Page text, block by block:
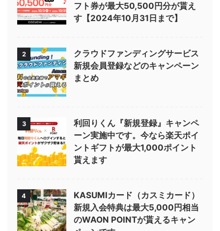
フト券が最大50,500円分が貰え
す【2024年10月31日まで】
2
クラウドファンディングサービス
新規会員登録などのキャンペーン
まとめ
3
利回りくん『新規登録』キャンペ
ーン実施中です。今なら楽天ポイ
ントギフトが最大1,000ポイント
貰えます
4
KASUMIカード（カスミカード）
新規入会特典は最大5,000円相当
のWAON POINTが貰えるキャン